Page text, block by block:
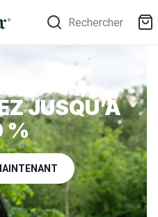
Rechercher
dans l’Outlet
JUSQU’À
%